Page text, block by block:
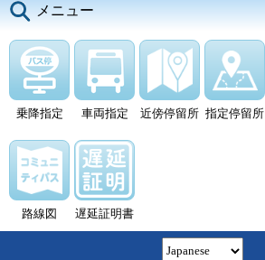
メニュー
乗降指定 車両指定 近傍停留所 指定停留所
路線図 遅延証明書